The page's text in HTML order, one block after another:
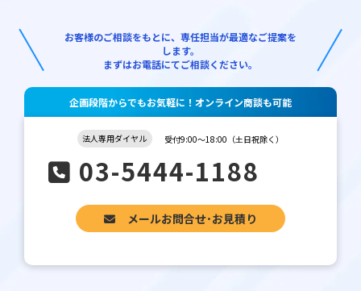
お客様のご相談をもとに、専任担当が最適なご提案を
します。
まずはお電話にてご相談ください。
企画段階からでもお気軽に！オンライン商談も可能
法人専用ダイヤル 受付9:00～18:00（土日祝除く）
03-5444-1188
メールお問合せ･お見積り